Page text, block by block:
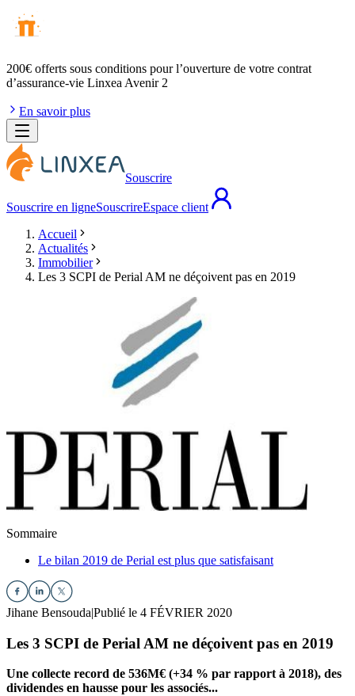
200€ offerts sous conditions pour l’ouverture de votre contrat
d’assurance-vie Linxea Avenir 2
En savoir plus
Souscrire
Souscrire en ligneSouscrireEspace client
Accueil
Actualités
Immobilier
Les 3 SCPI de Perial AM ne déçoivent pas en 2019
Sommaire
Le bilan 2019 de Perial est plus que satisfaisant
Jihane Bensouda|Publié le 4 FÉVRIER 2020
Les 3 SCPI de Perial AM ne déçoivent pas en 2019
Une collecte record de 536M€ (+34 % par rapport à 2018), des
dividendes en hausse pour les associés...